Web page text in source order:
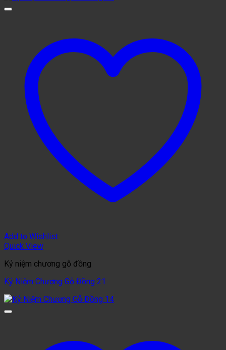
Add to Wishlist
Quick View
Kỷ niệm chương gỗ đồng
Kỷ Niệm Chương Gỗ Đồng 21